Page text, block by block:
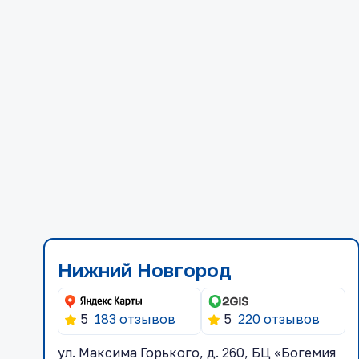
Нижний Новгород
5 183 отзывов 5 220 отзывов
ул. Максима Горького, д. 260, БЦ «Богемия